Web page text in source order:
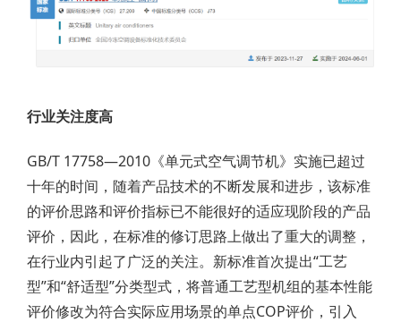
行业关注度高
GB/T 17758—2010《单元式空气调节机》实施已超过
十年的时间，随着产品技术的不断发展和进步，该标准
的评价思路和评价指标已不能很好的适应现阶段的产品
评价，因此，在标准的修订思路上做出了重大的调整，
在行业内引起了广泛的关注。新标准首次提出“工艺
型”和“舒适型”分类型式，将普通工艺型机组的基本性能
评价修改为符合实际应用场景的单点COP评价，引入